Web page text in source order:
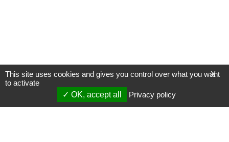
X
This site uses cookies and gives you control over what you want
to activate
OK, accept all
Privacy policy